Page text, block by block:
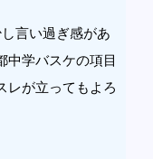
言い過ぎ感があ
中学バスケの項目
レが立ってもよろ